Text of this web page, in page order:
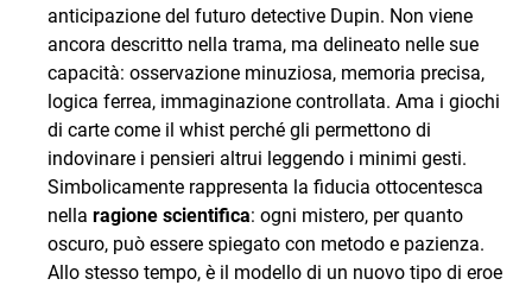
anticipazione del futuro detective Dupin. Non viene
ancora descritto nella trama, ma delineato nelle sue
capacità: osservazione minuziosa, memoria precisa,
logica ferrea, immaginazione controllata. Ama i giochi
di carte come il whist perché gli permettono di
indovinare i pensieri altrui leggendo i minimi gesti.
Simbolicamente rappresenta la fiducia ottocentesca
nella ragione scientifica: ogni mistero, per quanto
oscuro, può essere spiegato con metodo e pazienza.
Allo stesso tempo, è il modello di un nuovo tipo di eroe